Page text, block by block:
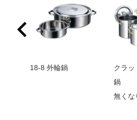
18-8 外輪鍋
クラッ
鍋
無くな